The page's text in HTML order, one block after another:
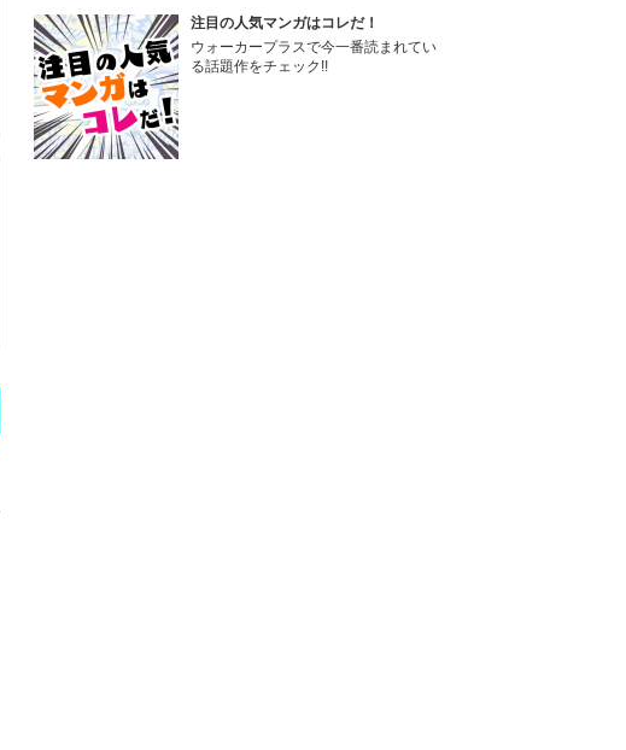
注目の人気マンガはコレだ！
ウォーカープラスで今一番読まれてい
る話題作をチェック!!